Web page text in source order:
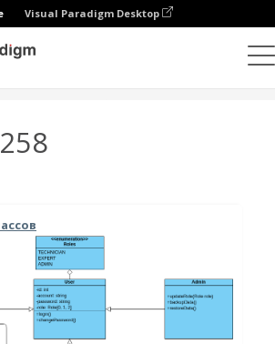
Visual Paradigm Desktop